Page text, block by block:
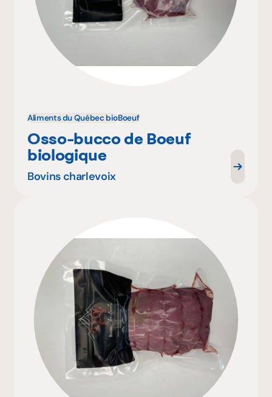
Aliments du Québec bioBoeuf
Osso-bucco de Boeuf
biologique
Bovins charlevoix